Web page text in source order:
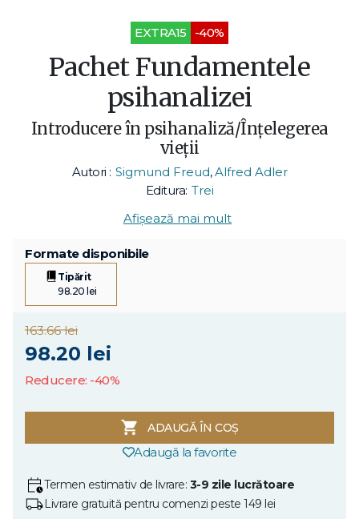
EXTRA15 -40%
Pachet Fundamentele
psihanalizei
Introducere în psihanaliză/Înţelegerea
vieţii
Autori : Sigmund Freud,Alfred Adler
Editura: Trei
Afișează mai mult
Formate disponibile
Tipărit
98.20 lei
163.66 lei
98.20 lei
Reducere: -40%
ADAUGĂ ÎN COȘ
Adaugă la favorite
Termen estimativ de livrare: 3-9 zile lucrătoare
Livrare gratuită pentru comenzi peste 149 lei